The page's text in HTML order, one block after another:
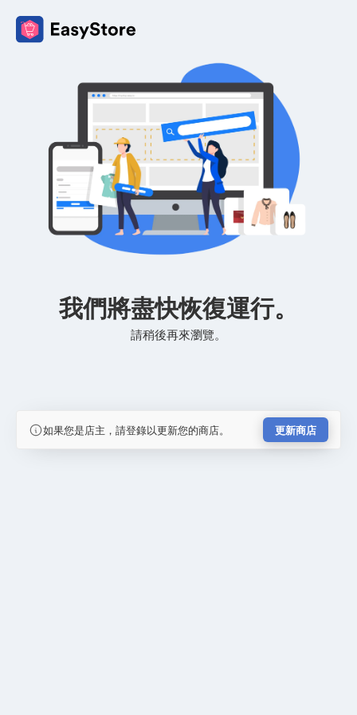
我們將盡快恢復運行。
請稍後再來瀏覽。
如果您是店主，請登錄以更新您的商店。 更新商店